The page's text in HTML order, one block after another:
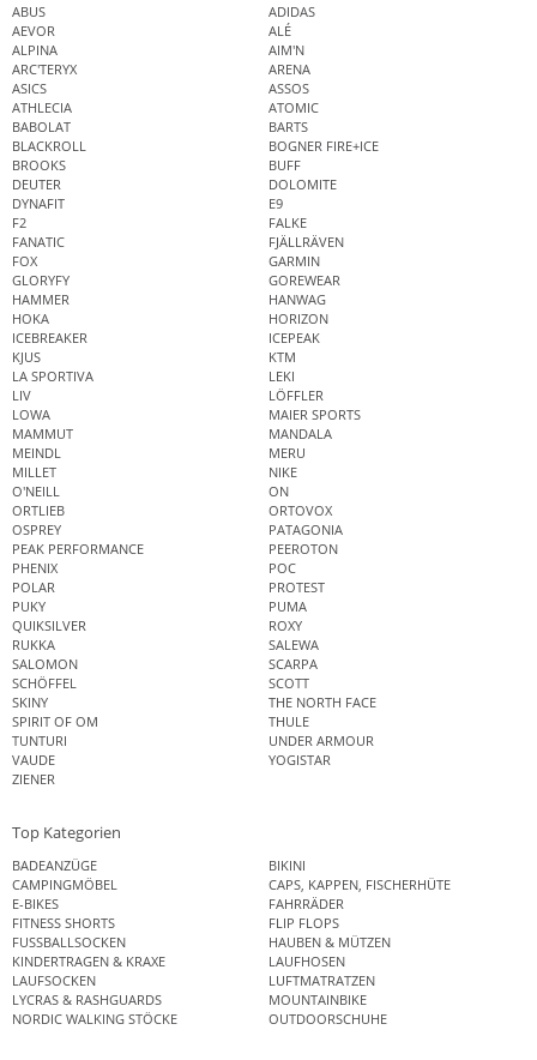
ABUS
ADIDAS
AEVOR
ALÉ
ALPINA
AIM'N
ARC'TERYX
ARENA
ASICS
ASSOS
ATHLECIA
ATOMIC
BABOLAT
BARTS
BLACKROLL
BOGNER FIRE+ICE
BROOKS
BUFF
DEUTER
DOLOMITE
DYNAFIT
E9
F2
FALKE
FANATIC
FJÄLLRÄVEN
FOX
GARMIN
GLORYFY
GOREWEAR
HAMMER
HANWAG
HOKA
HORIZON
ICEBREAKER
ICEPEAK
KJUS
KTM
LA SPORTIVA
LEKI
LIV
LÖFFLER
LOWA
MAIER SPORTS
MAMMUT
MANDALA
MEINDL
MERU
MILLET
NIKE
O'NEILL
ON
ORTLIEB
ORTOVOX
OSPREY
PATAGONIA
PEAK PERFORMANCE
PEEROTON
PHENIX
POC
POLAR
PROTEST
PUKY
PUMA
QUIKSILVER
ROXY
RUKKA
SALEWA
SALOMON
SCARPA
SCHÖFFEL
SCOTT
SKINY
THE NORTH FACE
SPIRIT OF OM
THULE
TUNTURI
UNDER ARMOUR
VAUDE
YOGISTAR
ZIENER
Top Kategorien
BADEANZÜGE
BIKINI
CAMPINGMÖBEL
CAPS, KAPPEN, FISCHERHÜTE
E-BIKES
FAHRRÄDER
FITNESS SHORTS
FLIP FLOPS
FUSSBALLSOCKEN
HAUBEN & MÜTZEN
KINDERTRAGEN & KRAXE
LAUFHOSEN
LAUFSOCKEN
LUFTMATRATZEN
LYCRAS & RASHGUARDS
MOUNTAINBIKE
NORDIC WALKING STÖCKE
OUTDOORSCHUHE